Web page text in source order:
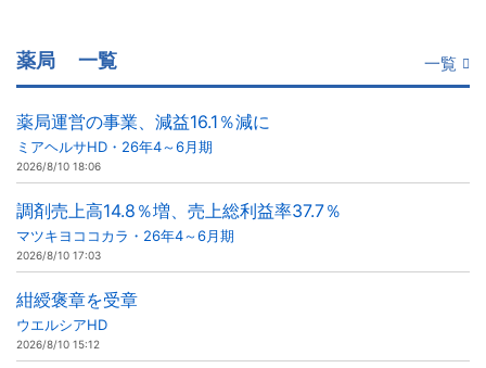
薬局 一覧 一覧
薬局運営の事業、減益16.1％減に
ミアヘルサHD・26年4～6月期
2026/8/10 18:06
調剤売上高14.8％増、売上総利益率37.7％
マツキヨココカラ・26年4～6月期
2026/8/10 17:03
紺綬褒章を受章
ウエルシアHD
2026/8/10 15:12